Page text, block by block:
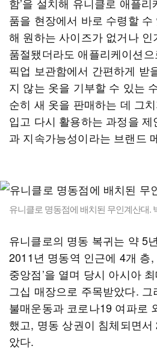
품을 현장에서 바로 수령할
해 원하는 사이즈가 없거나 인
품절됐더라도 애플리케이션
픽업 보관함에서 간편하게 받
지 않는 옷을 기부할 수 있는
순히 새 옷을 판매하는 데 그
입고 다시 활용하는 과정을
과 지속가능성이라는 브랜드
유니클로 명동점에 배치된 무인계산대.
유니클로의 명동 복귀는 약 5
2011년 명동역 인근에 4개 층,
중앙점’을 열며 당시 아시아
그십 매장으로 주목받았다.
불매운동과 코로나19 여파로
했고, 명동 상권이 침체되면
았다.